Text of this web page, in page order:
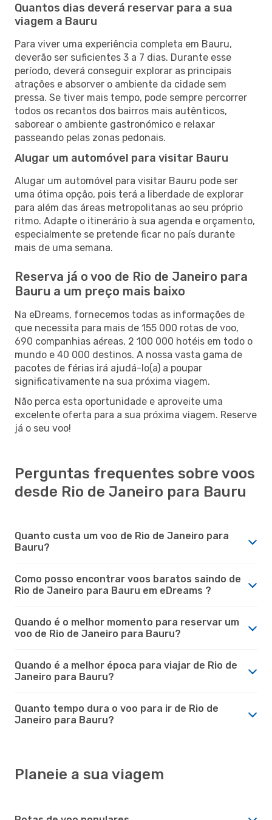
Quantos dias deverá reservar para a sua
viagem a Bauru
Para viver uma experiência completa em Bauru,
deverão ser suficientes 3 a 7 dias. Durante esse
período, deverá conseguir explorar as principais
atrações e absorver o ambiente da cidade sem
pressa. Se tiver mais tempo, pode sempre percorrer
todos os recantos dos bairros mais autênticos,
saborear o ambiente gastronómico e relaxar
passeando pelas zonas pedonais.
Alugar um automóvel para visitar Bauru
Alugar um automóvel para visitar Bauru pode ser
uma ótima opção, pois terá a liberdade de explorar
para além das áreas metropolitanas ao seu próprio
ritmo. Adapte o itinerário à sua agenda e orçamento,
especialmente se pretende ficar no país durante
mais de uma semana.
Reserva já o voo de Rio de Janeiro para
Bauru a um preço mais baixo
Na eDreams, fornecemos todas as informações de
que necessita para mais de 155 000 rotas de voo,
690 companhias aéreas, 2 100 000 hotéis em todo o
mundo e 40 000 destinos. A nossa vasta gama de
pacotes de férias irá ajudá-lo(a) a poupar
significativamente na sua próxima viagem.
Não perca esta oportunidade e aproveite uma
excelente oferta para a sua próxima viagem. Reserve
já o seu voo!
Perguntas frequentes sobre voos
desde Rio de Janeiro para Bauru
Quanto custa um voo de Rio de Janeiro para
Bauru?
Como posso encontrar voos baratos saindo de
Rio de Janeiro para Bauru em eDreams ?
Quando é o melhor momento para reservar um
voo de Rio de Janeiro para Bauru?
Quando é a melhor época para viajar de Rio de
Janeiro para Bauru?
Quanto tempo dura o voo para ir de Rio de
Janeiro para Bauru?
Planeie a sua viagem